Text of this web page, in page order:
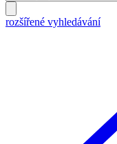
rozšířené vyhledávání